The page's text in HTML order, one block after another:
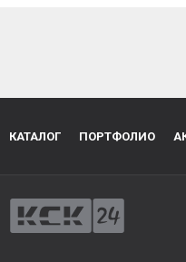
КАТАЛОГ ПОРТФОЛИО